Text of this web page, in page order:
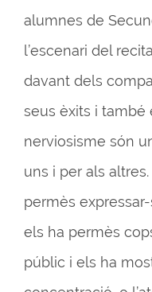
alumnes de
l’escenari del
davant dels
seus èxits i
nerviosisme són
uns i per als
permès
els ha permès
públic i els ha